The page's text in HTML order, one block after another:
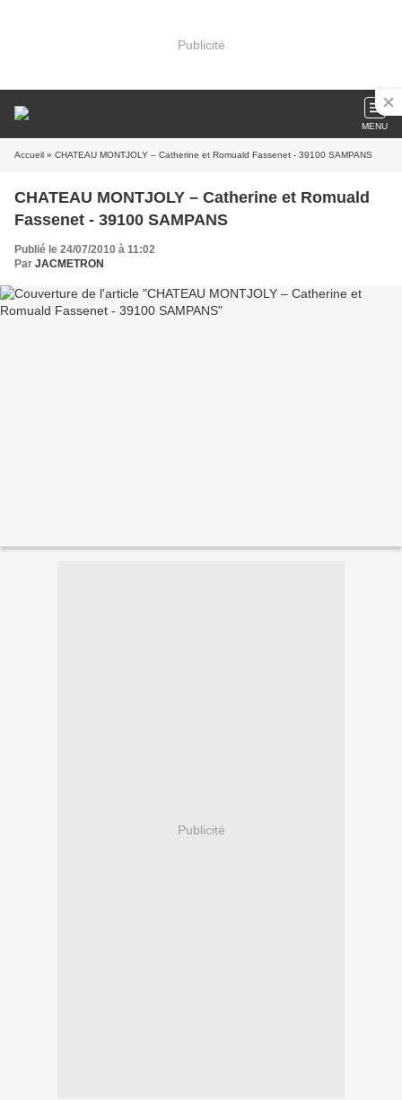
Publicité
MENU
Accueil » CHATEAU MONTJOLY – Catherine et Romuald Fassenet - 39100 SAMPANS
CHATEAU MONTJOLY – Catherine et Romuald
Fassenet - 39100 SAMPANS
Publié le 24/07/2010 à 11:02
Par JACMETRON
Publicité